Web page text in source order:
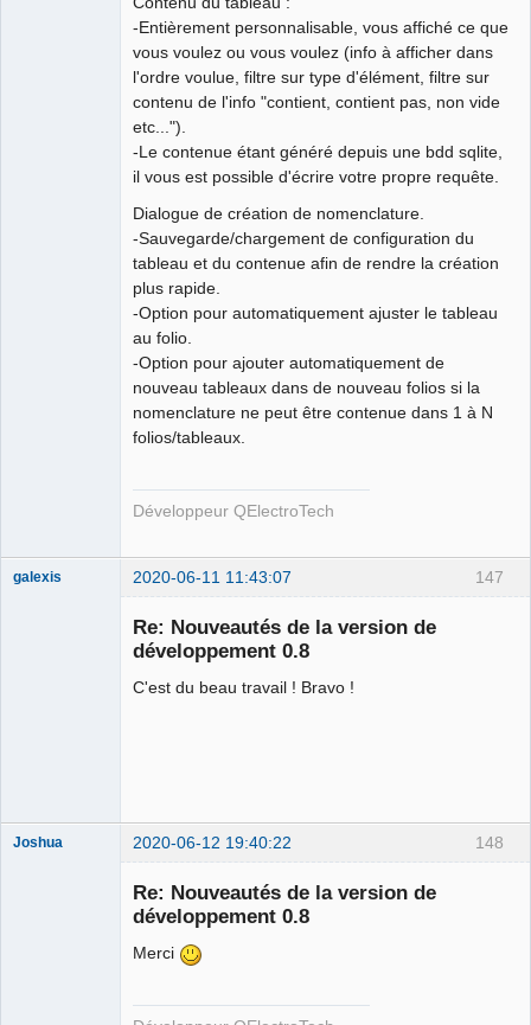
-Entièrement personnalisable, vous affiché ce que
vous voulez ou vous voulez (info à afficher dans
l'ordre voulue, filtre sur type d'élément, filtre sur
contenu de l'info "contient, contient pas, non vide
etc...").
-Le contenue étant généré depuis une bdd sqlite,
il vous est possible d'écrire votre propre requête.
Dialogue de création de nomenclature.
-Sauvegarde/chargement de configuration du
tableau et du contenue afin de rendre la création
plus rapide.
-Option pour automatiquement ajuster le tableau
au folio.
-Option pour ajouter automatiquement de
nouveau tableaux dans de nouveau folios si la
nomenclature ne peut être contenue dans 1 à N
folios/tableaux.
Développeur QElectroTech
147
galexis 2020-06-11 11:43:07
Re: Nouveautés de la version de
développement 0.8
C'est du beau travail ! Bravo !
148
Joshua 2020-06-12 19:40:22
Re: Nouveautés de la version de
développement 0.8
Merci